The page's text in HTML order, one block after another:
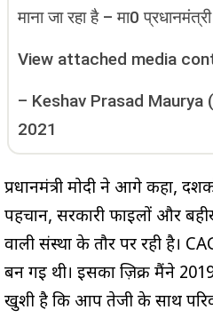
माना जा रहा है – मा0
View attached media
– Keshav Prasad Maurya
2021
प्रधानमंत्री मोदी ने आगे कहा,
पहचान, सरकारी फाइलों और
वाली संस्था के तौर पर रही है।
बन गई थी। इसका ज़िक्र मैंने
खुशी है कि आप तेजी के साथ